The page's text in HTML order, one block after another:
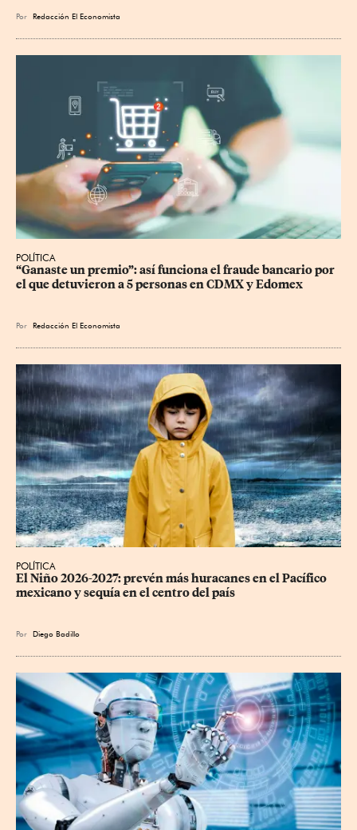
Por Redacción El Economista
POLÍTICA
“Ganaste un premio”: así funciona el fraude bancario por
el que detuvieron a 5 personas en CDMX y Edomex
Por Redacción El Economista
POLÍTICA
El Niño 2026-2027: prevén más huracanes en el Pacífico
mexicano y sequía en el centro del país
Por Diego Badillo